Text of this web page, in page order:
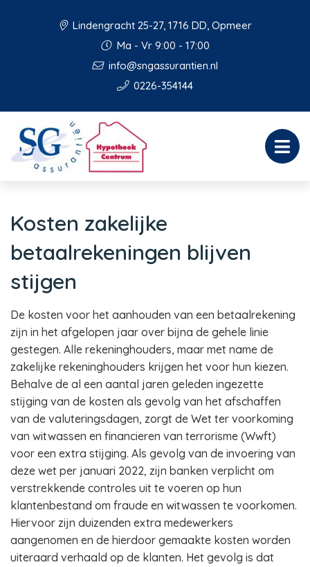
Lindengracht 25-27, 1716 DD, Opmeer
Ma - Vr 9:00 - 17:00
info@sngassurantien.nl
0226-354144
Kosten zakelijke
betaalrekeningen blijven
stijgen
De kosten voor het aanhouden van een betaalrekening
zijn in het afgelopen jaar over bijna de gehele linie
gestegen. Alle rekeninghouders, maar met name de
zakelijke rekeninghouders krijgen het voor hun kiezen.
Behalve de al een aantal jaren geleden ingezette
stijging van de kosten als gevolg van het afschaffen
van de valuteringsdagen, zorgt de Wet ter voorkoming
van witwassen en financieren van terrorisme (Wwft)
voor een extra stijging. Als gevolg van de invoering van
deze wet per januari 2022, zijn banken verplicht om
verstrekkende controles uit te voeren op hun
klantenbestand om fraude en witwassen te voorkomen.
Hiervoor zijn duizenden extra medewerkers
aangenomen en de hierdoor gemaakte kosten worden
uiteraard verhaald op de klanten. Het gevolg is dat